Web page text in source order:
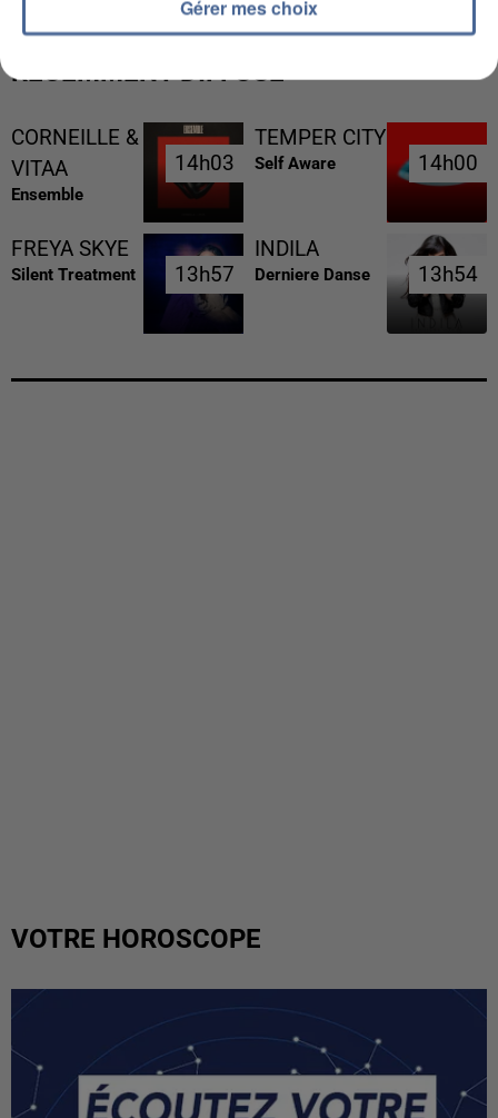
RÉCEMMENT DIFFUSÉ
CORNEILLE &
VITAA
Ensemble
14h03
14h03
TEMPER CITY
Self Aware 14h00
14h00
FREYA SKYE
Silent Treatment 13h57
13h57
INDILA
Derniere Danse 13h54
13h54
VOTRE HOROSCOPE
Gérer mes choix